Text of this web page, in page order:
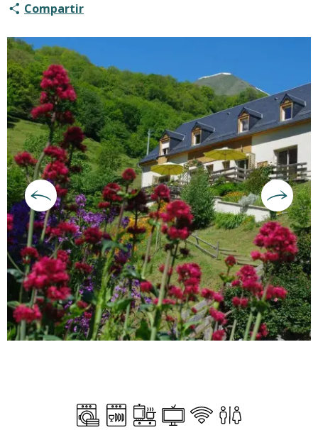
Compartir
LavadoraLavavajillasPlaca de cocción
Televisión
Wifi Aseos